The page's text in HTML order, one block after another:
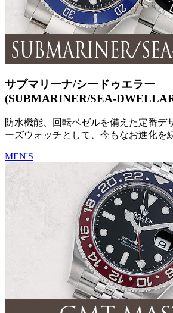
サブマリーナ/シードゥエラー
(SUBMARINER/SEA-
防水機能、回転ベゼルを備えた定番デ
ーズウォッチとして、今もなお進化を
MEN'S